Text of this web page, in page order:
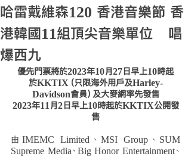
哈雷戴維森120 香港音樂節 香
港韓國11組頂尖音樂單位 唱
爆西九
優先門票將於2023年10月27日早上10時起
於KKTIX（只限海外用戶及Harley-
Davidson會員）及大麥網率先發售
2023年11月2日早上10時起於KKTIX公開發
售
由IMEMC Limited、MSI Group、SUM
Supreme Media、Big Honor Entertainment、